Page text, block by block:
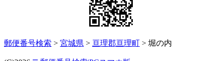
郵便番号検索 > 宮城県 > 亘理郡亘理町 > 堀の内